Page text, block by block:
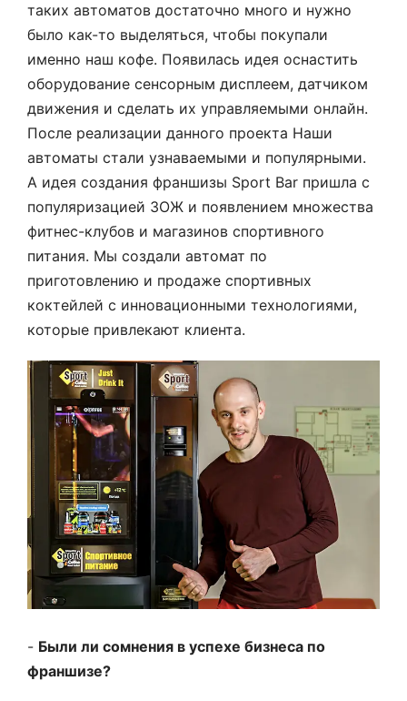
таких автоматов достаточно много и нужно
было как-то выделяться, чтобы покупали
именно наш кофе. Появилась идея оснастить
оборудование сенсорным дисплеем, датчиком
движения и сделать их управляемыми онлайн.
После реализации данного проекта Наши
автоматы стали узнаваемыми и популярными.
А идея создания франшизы Sport Bar пришла с
популяризацией ЗОЖ и появлением множества
фитнес-клубов и магазинов спортивного
питания. Мы создали автомат по
приготовлению и продаже спортивных
коктейлей с инновационными технологиями,
которые привлекают клиента.
- Были ли сомнения в успехе бизнеса по
франшизе?